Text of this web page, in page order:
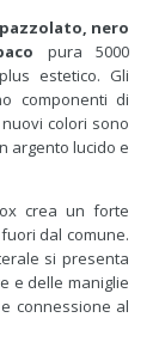
nero
pura 5000
estetico. Gli
componenti di
colori sono
argento lucido e
crea un forte
dal comune.
si presenta
e delle maniglie
connessione al